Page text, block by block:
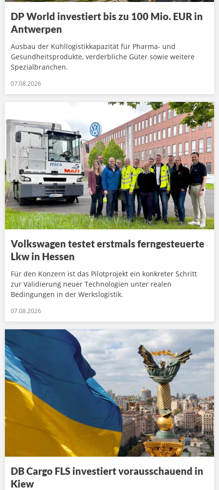
DP World investiert bis zu 100 Mio. EUR in
Antwerpen
Ausbau der Kühllogistikkapazität für Pharma- und
Gesundheitsprodukte, verderbliche Güter sowie weitere
Spezialbranchen.
07.08.2026
Volkswagen testet erstmals ferngesteuerte
Lkw in Hessen
Für den Konzern ist das Pilotprojekt ein konkreter Schritt
zur Validierung neuer Technologien unter realen
Bedingungen in der Werkslogistik.
07.08.2026
DB Cargo FLS investiert vorausschauend in
Kiew